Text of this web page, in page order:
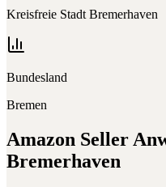
Kreisfreie Stadt Bremerhaven
Bundesland
Bremen
Amazon Seller
Bremerhaven